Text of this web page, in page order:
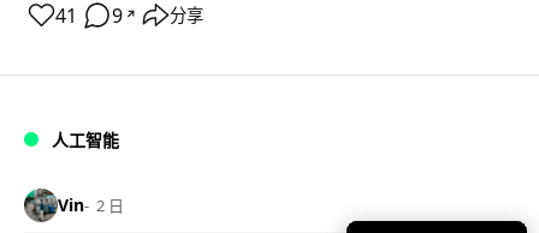
41 9 ↗ 分享
人工智能
Vin 2 日